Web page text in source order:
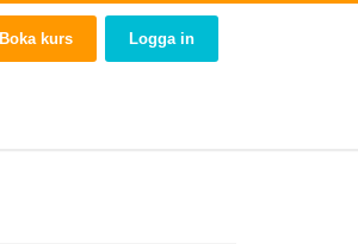
Boka kurs Logga in